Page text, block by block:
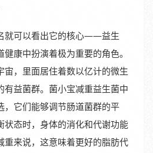
就可以看出它的核心——益生
康中扮演着极为重要的角色。
宙，里面居住着数以亿计的微生
有益菌群。菌小宝减重益生菌中
，它们能够调节肠道菌群的平
状态时，身体的消化和代谢功能
重来说，这意味着更好的脂肪代